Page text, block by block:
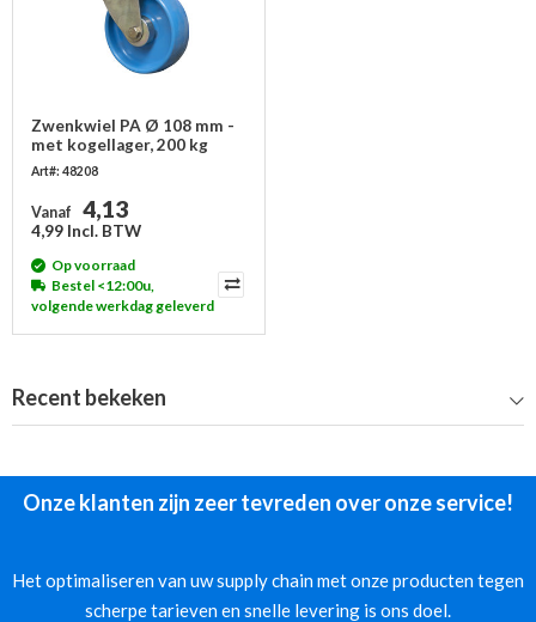
Zwenkwiel PA Ø 108 mm -
met kogellager, 200 kg
Art#: 48208
Vanaf 4,13
4,99 Incl. BTW
Op voorraad
Bestel <12:00u,
volgende werkdag geleverd
Recent bekeken
Onze klanten zijn zeer tevreden over onze service!
Het optimaliseren van uw supply chain met onze producten tegen
scherpe tarieven en snelle levering is ons doel.